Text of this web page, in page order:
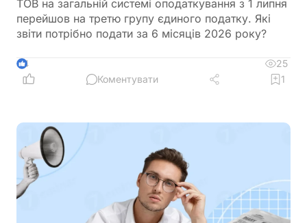
ТОВ на загальній системі оподаткування з 1 липня
перейшов на третю групу єдиного податку. Які
звіти потрібно подати за 6 місяців 2026 року?
4
25
Коментувати
1